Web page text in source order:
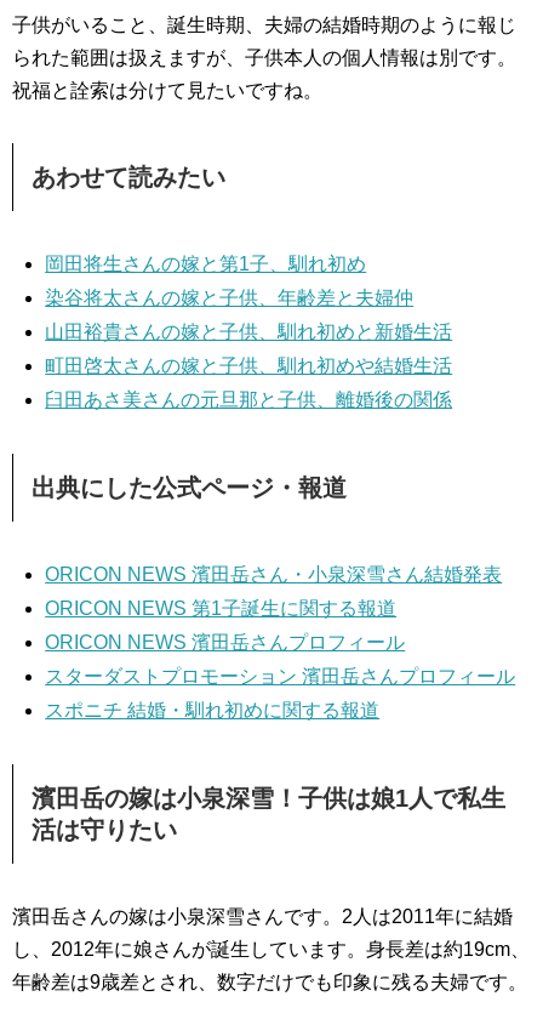
子供がいること、誕生時期、夫婦の結婚時期のように報じ
られた範囲は扱えますが、子供本人の個人情報は別です。
祝福と詮索は分けて見たいですね。
あわせて読みたい
岡田将生さんの嫁と第1子、馴れ初め
染谷将太さんの嫁と子供、年齢差と夫婦仲
山田裕貴さんの嫁と子供、馴れ初めと新婚生活
町田啓太さんの嫁と子供、馴れ初めや結婚生活
臼田あさ美さんの元旦那と子供、離婚後の関係
出典にした公式ページ・報道
ORICON NEWS 濱田岳さん・小泉深雪さん結婚発表
ORICON NEWS 第1子誕生に関する報道
ORICON NEWS 濱田岳さんプロフィール
スターダストプロモーション 濱田岳さんプロフィール
スポニチ 結婚・馴れ初めに関する報道
濱田岳の嫁は小泉深雪！子供は娘1人で私生
活は守りたい
濱田岳さんの嫁は小泉深雪さんです。2人は2011年に結婚
し、2012年に娘さんが誕生しています。身長差は約19cm、
年齢差は9歳差とされ、数字だけでも印象に残る夫婦です。